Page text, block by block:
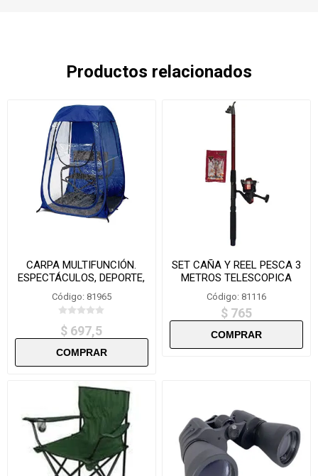
Productos relacionados
CARPA MULTIFUNCIÓN.
ESPECTÁCULOS, DEPORTE,
ETC. 10172
Código: 81965
$ 697,5
SET CAÑA Y REEL PESCA 3
METROS TELESCOPICA
Código: 81116
$ 765